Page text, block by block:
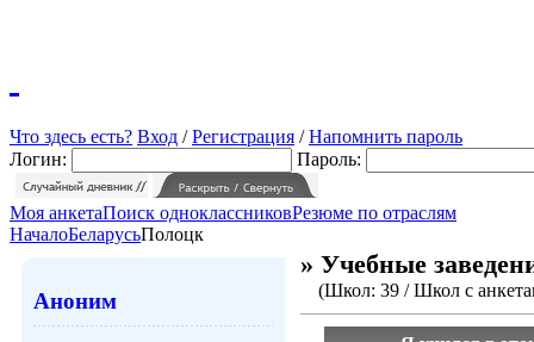
Что здесь есть? Вход /Регистрация /Напомнить пароль
Логин:
Пароль:
Моя анкетаПоиск одноклассниковРезюме по отраслям
НачалоБеларусьПолоцк
Аноним
» Учебные
(Школ: 39 / Школ с